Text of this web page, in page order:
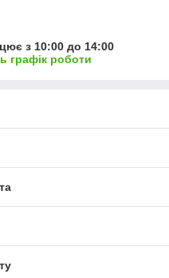
з 10:00 до 14:00
графік роботи